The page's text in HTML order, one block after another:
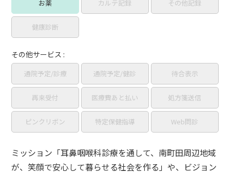
お薬 カルテ記録 その他記録
健康診断
その他サービス :
通院予定/診療 通院予定/健診 待合表示
再来受付 医療費あと払い 処方箋送信
ピンクリボン 特定保健指導 Web問診
ミッション「耳鼻咽喉科診療を通して、南町田周辺地域
が、笑顔で安心して暮らせる社会を作る」や、ビジョン